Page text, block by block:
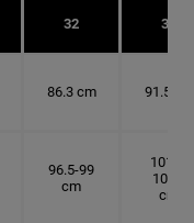
32 34
86.3 cm 91.5 cm
96.5-99
cm
101.6-
104.1
cm